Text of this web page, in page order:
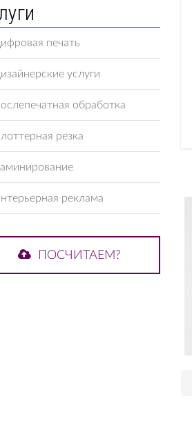
печать
услуги
обработка
резка
реклама
ПОСЧИТАЕМ?